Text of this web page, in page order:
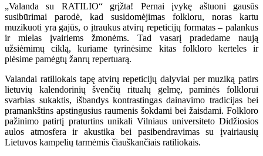
„Valanda su RATILIO“ grįžta! Pernai įvykę aštuoni gausūs
susibūrimai parodė, kad susidomėjimas folkloru, noras kartu
muzikuoti yra gajūs, o įtraukus atvirų repeticijų formatas – palankus
ir mielas įvairiems žmonėms. Tad vasarį pradedame naują
užsiėmimų ciklą, kuriame tyrinėsime kitas folkloro kerteles ir
plėsime pamėgtų žanrų repertuarą.
Valandai ratiliokais tapę atvirų repeticijų dalyviai per muziką patirs
lietuvių kalendorinių švenčių ritualų gelmę, paminės folklorui
svarbias sukaktis, išbandys kontrastingas dainavimo tradicijas bei
pramankštins apstingusius raumenis šokdami bei žaisdami. Folkloro
pažinimo patirtį praturtins unikali Vilniaus universiteto Didžiosios
aulos atmosfera ir akustika bei pasibendravimas su įvairiausių
Lietuvos kampelių tarmėmis čiauškančiais ratiliokais.